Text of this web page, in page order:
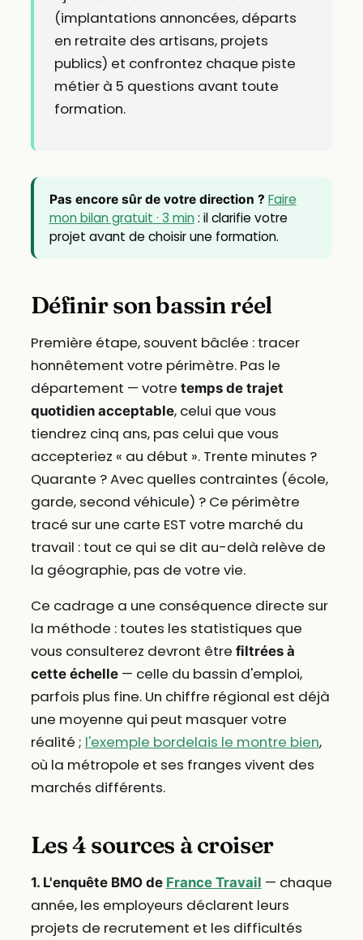
(implantations annoncées, départs
en retraite des artisans, projets
publics) et confrontez chaque piste
métier à 5 questions avant toute
formation.
Pas encore sûr de votre direction ? Faire
mon bilan gratuit · 3 min: il clarifie votre
projet avant de choisir une formation.
Définir son bassin réel
Première étape, souvent bâclée : tracer
honnêtement votre périmètre. Pas le
département — votre temps de trajet
quotidien acceptable, celui que vous
tiendrez cinq ans, pas celui que vous
accepteriez « au début ». Trente minutes ?
Quarante ? Avec quelles contraintes (école,
garde, second véhicule) ? Ce périmètre
tracé sur une carte EST votre marché du
travail : tout ce qui se dit au-delà relève de
la géographie, pas de votre vie.
Ce cadrage a une conséquence directe sur
la méthode : toutes les statistiques que
vous consulterez devront être filtrées à
cette échelle— celle du bassin d'emploi,
parfois plus fine. Un chiffre régional est déjà
une moyenne qui peut masquer votre
réalité ; l'exemple bordelais le montre bien,
où la métropole et ses franges vivent des
marchés différents.
Les 4 sources à croiser
1. L'enquête BMO de France Travail — chaque
année, les employeurs déclarent leurs
projets de recrutement et les difficultés